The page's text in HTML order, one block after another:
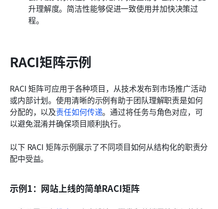
升理解度。简洁性能够促进一致使用并加快决策过
程。
RACI矩阵示例
RACI 矩阵可应用于各种项目，从技术发布到市场推广活动
或内部计划。使用清晰的示例有助于团队理解职责是如何
分配的，以及责任如何传递。通过将任务与角色对应，可
以避免混淆并确保项目顺利执行。
以下 RACI 矩阵示例展示了不同项目如何从结构化的职责分
配中受益。
示例1：网站上线的简单RACI矩阵